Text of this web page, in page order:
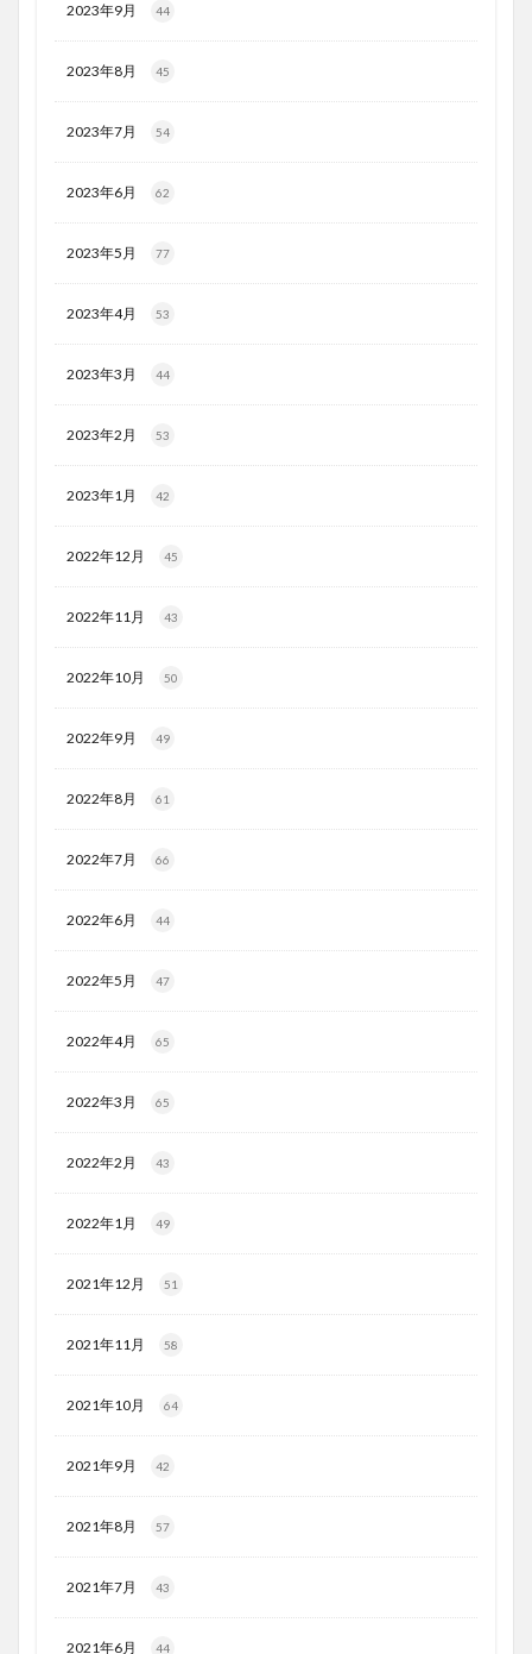
2023年9月 44
2023年8月 45
2023年7月 54
2023年6月 62
2023年5月 77
2023年4月 53
2023年3月 44
2023年2月 53
2023年1月 42
2022年12月 45
2022年11月 43
2022年10月 50
2022年9月 49
2022年8月 61
2022年7月 66
2022年6月 44
2022年5月 47
2022年4月 65
2022年3月 65
2022年2月 43
2022年1月 49
2021年12月 51
2021年11月 58
2021年10月 64
2021年9月 42
2021年8月 57
2021年7月 43
2021年6月 44